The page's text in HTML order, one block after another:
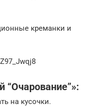
креманки и
“Очарование”»:
на кусочки.